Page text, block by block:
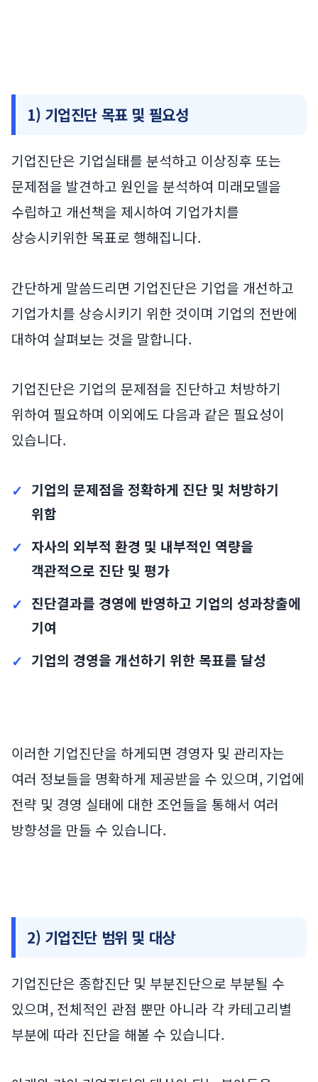
1) 기업진단 목표 및 필요성
기업진단은 기업실태를 분석하고 이상징후 또는
문제점을 발견하고 원인을 분석하여 미래모델을
수립하고 개선책을 제시하여 기업가치를
상승시키위한 목표로 행해집니다.
간단하게 말씀드리면 기업진단은 기업을 개선하고
기업가치를 상승시키기 위한 것이며 기업의 전반에
대하여 살펴보는 것을 말합니다.
기업진단은 기업의 문제점을 진단하고 처방하기
위하여 필요하며 이외에도 다음과 같은 필요성이
있습니다.
기업의 문제점을 정확하게 진단 및 처방하기
위함
자사의 외부적 환경 및 내부적인 역량을
객관적으로 진단 및 평가
진단결과를 경영에 반영하고 기업의 성과창출에
기여
기업의 경영을 개선하기 위한 목표를 달성
이러한 기업진단을 하게되면 경영자 및 관리자는
여러 정보들을 명확하게 제공받을 수 있으며, 기업에
전략 및 경영 실태에 대한 조언들을 통해서 여러
방향성을 만들 수 있습니다.
2) 기업진단 범위 및 대상
기업진단은 종합진단 및 부분진단으로 부분될 수
있으며, 전체적인 관점 뿐만 아니라 각 카테고리별
부분에 따라 진단을 해볼 수 있습니다.